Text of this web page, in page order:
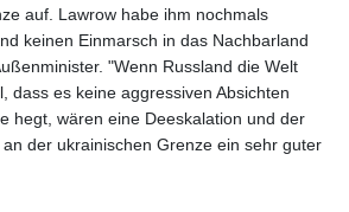
auf. Lawrow habe ihm nochmals
keinen Einmarsch in das Nachbarland
"Wenn Russland die Welt
dass es keine aggressiven Absichten
hegt, wären eine Deeskalation und der
der ukrainischen Grenze ein sehr guter